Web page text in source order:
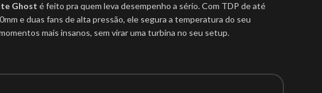
Ghost é feito pra quem leva desempenho a sério. Com TDP de até
e duas fans de alta pressão, ele segura a temperatura do seu
mais insanos, sem virar uma turbina no seu setup.